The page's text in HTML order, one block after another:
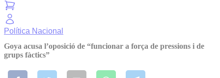
Política Nacional
Goya acusa l’oposició de “funcionar a força de pressions i de
grups fàctics”